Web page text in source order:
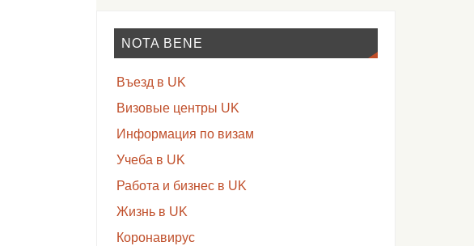
NOTA BENE
Въезд в UK
Визовые центры UK
Информация по визам
Учеба в UK
Работа и бизнес в UK
Жизнь в UK
Коронавирус